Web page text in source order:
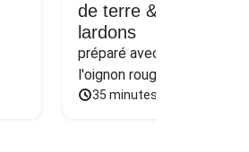
de terre & patate
lardons
préparé avec du poireau
l'oignon rouge poêlé et du
35 minutes